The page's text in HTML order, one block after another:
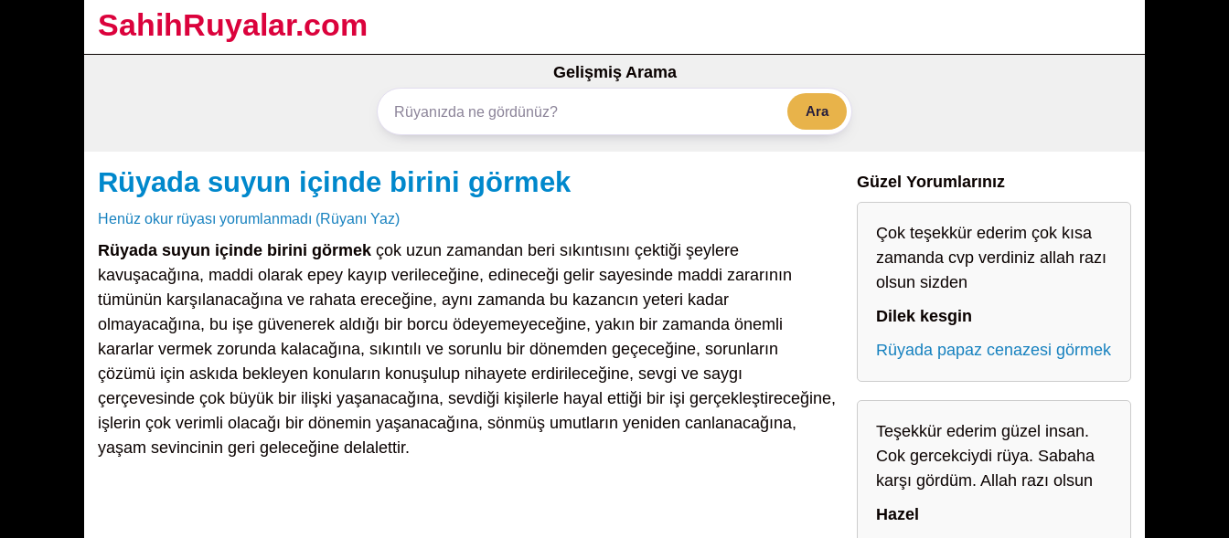
SahihRuyalar.com
Gelişmiş Arama
Ara
Rüyada suyun içinde birini görmek
Henüz okur rüyası yorumlanmadı (Rüyanı Yaz)
Rüyada suyun içinde birini görmek çok uzun zamandan beri sıkıntısını çektiği şeylere
kavuşacağına, maddi olarak epey kayıp verileceğine, edineceği gelir sayesinde maddi zararının
tümünün karşılanacağına ve rahata ereceğine, aynı zamanda bu kazancın yeteri kadar
olmayacağına, bu işe güvenerek aldığı bir borcu ödeyemeyeceğine, yakın bir zamanda önemli
kararlar vermek zorunda kalacağına, sıkıntılı ve sorunlu bir dönemden geçeceğine, sorunların
çözümü için askıda bekleyen konuların konuşulup nihayete erdirileceğine, sevgi ve saygı
çerçevesinde çok büyük bir ilişki yaşanacağına, sevdiği kişilerle hayal ettiği bir işi gerçekleştireceğine,
işlerin çok verimli olacağı bir dönemin yaşanacağına, sönmüş umutların yeniden canlanacağına,
yaşam sevincinin geri geleceğine delalettir.
Güzel Yorumlarınız
Çok teşekkür ederim çok kısa
zamanda cvp verdiniz allah razı
olsun sizden
Dilek kesgin
Rüyada papaz cenazesi görmek
Teşekkür ederim güzel insan.
Cok gercekciydi rüya. Sabaha
karşı gördüm. Allah razı olsun
Hazel